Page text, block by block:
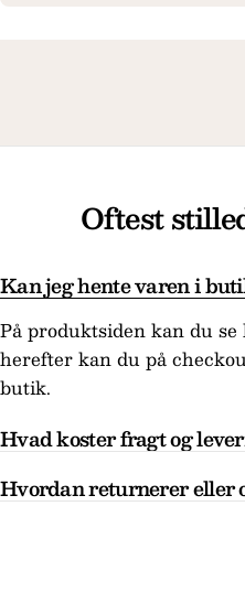
Oftest
Kan jeg hente varen i
På produktsiden kan du
herefter kan du på
butik.
Hvad koster fragt og
Hvordan returnerer eller